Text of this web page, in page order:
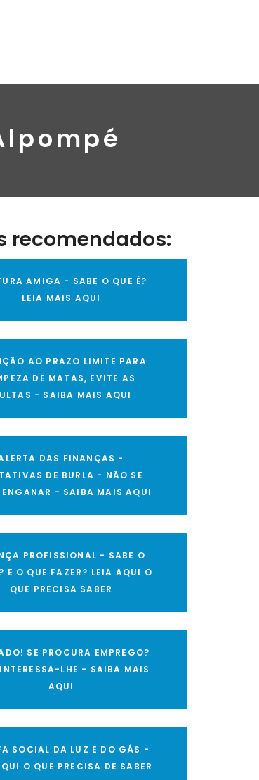
recomendados:
AMIGA - SABE O QUE É?
LEIA MAIS AQUI
AO PRAZO LIMITE PARA
DE MATAS, EVITE AS
- SAIBA MAIS AQUI
DAS FINANÇAS -
DE BURLA - NÃO SE
ENGANAR - SAIBA MAIS AQUI
PROFISSIONAL - SABE O
E O QUE FAZER? LEIA AQUI O
QUE PRECISA SABER
SE PROCURA EMPREGO?
LHE - SAIBA MAIS
AQUI
SOCIAL DA LUZ E DO GÁS -
O QUE PRECISA DE SABER